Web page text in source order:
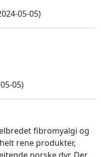
05-05)
05)
fibromyalgi og
rene produkter,